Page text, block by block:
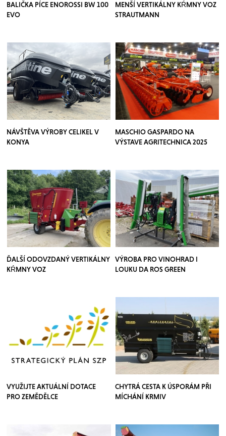
BALIČKA PÍCE ENOROSSI BW 100
EVO
MENŠÍ VERTIKÁLNY KŔMNY VOZ
STRAUTMANN
NÁVŠTĚVA VÝROBY CELIKEL V
KONYA
MASCHIO GASPARDO NA
VÝSTAVE AGRITECHNICA 2025
ĎALŠÍ ODOVZDANÝ VERTIKÁLNY
KŔMNY VOZ
VÝROBA PRO VINOHRAD I
LOUKU DA ROS GREEN
VYUŽIJTE AKTUÁLNÍ DOTACE
PRO ZEMĚDĚLCE
CHYTRÁ CESTA K ÚSPORÁM PŘI
MÍCHÁNÍ KRMIV